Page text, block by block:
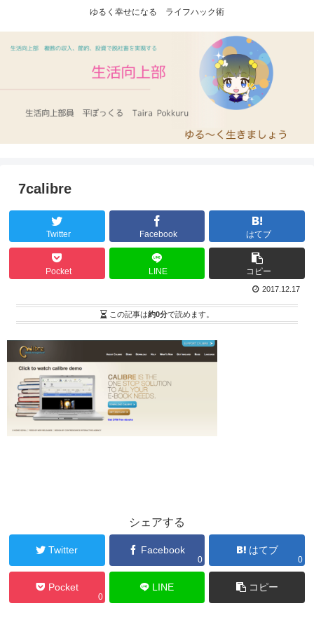
ゆるく幸せになる ライフハック術
7calibre
Twitter Facebook はてブ
Pocket LINE コピー
2017.12.17
この記事は約0分で読めます。
シェアする
Twitter Facebook
0
はてブ
0
Pocket
0
LINE コピー